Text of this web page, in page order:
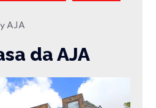
AJA
da AJA